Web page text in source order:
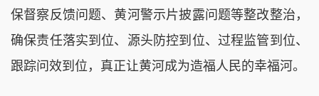
保督察反馈问题、黄河警示片披露问题等整改整治，
确保责任落实到位、源头防控到位、过程监管到位、
跟踪问效到位，真正让黄河成为造福人民的幸福河。